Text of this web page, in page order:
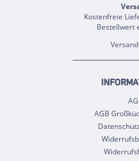
Kostenfreie
Bestellwert
AGB